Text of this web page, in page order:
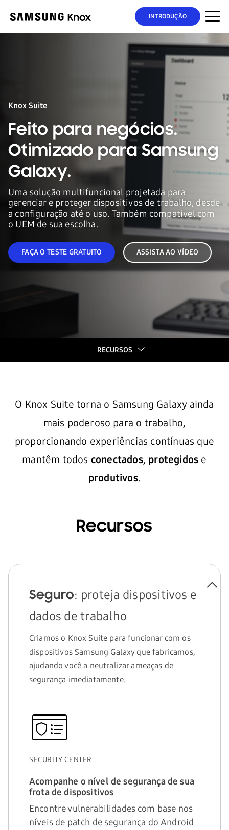
INTRODUÇÃO
Knox Suite
Feito para negócios.
Otimizado para Samsung
Galaxy.
Uma solução multifuncional projetada para
gerenciar e proteger dispositivos de trabalho, desde
a configuração até o uso. Também compatível com
o UEM de sua escolha.
FAÇA O TESTE GRATUITO ASSISTA AO VÍDEO
RECURSOS
O QUE ESTÁ INCLUÍDO
DEPOIMENTOS
PERGUNTAS FREQUENTES
O Knox Suite torna o Samsung Galaxy ainda
mais poderoso para o trabalho,
proporcionando experiências contínuas que
mantêm todos conectados, protegidos e
produtivos.
Recursos
Seguro: proteja dispositivos e
dados de trabalho
Criamos o Knox Suite para funcionar com os
dispositivos Samsung Galaxy que fabricamos,
ajudando você a neutralizar ameaças de
segurança imediatamente.
SECURITY CENTER
Acompanhe o nível de segurança de sua
frota de dispositivos
Encontre vulnerabilidades com base nos
níveis de patch de segurança do Android